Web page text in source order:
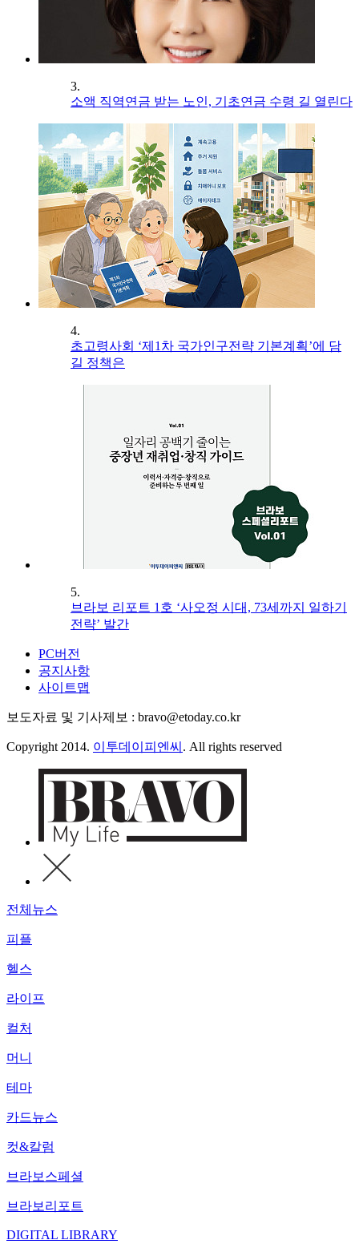
3.
소액 직역연금 받는 노인, 기초연금 수령 길 열린다
4.
초고령사회 ‘제1차 국가인구전략 기본계획’에 담
길 정책은
5.
브라보 리포트 1호 ‘사오정 시대, 73세까지 일하기
전략’ 발간
PC버전
공지사항
사이트맵
보도자료 및 기사제보 : bravo@etoday.co.kr
Copyright 2014. 이투데이피엔씨 . All rights reserved
전체뉴스
피플
헬스
라이프
컬처
머니
테마
카드뉴스
컷&칼럼
브라보스페셜
브라보리포트
DIGITAL LIBRARY